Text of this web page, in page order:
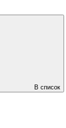
В список